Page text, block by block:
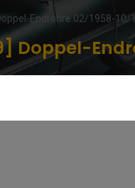
Endrohre 02/1958-10/
Doppel-
mit Flanschstück.